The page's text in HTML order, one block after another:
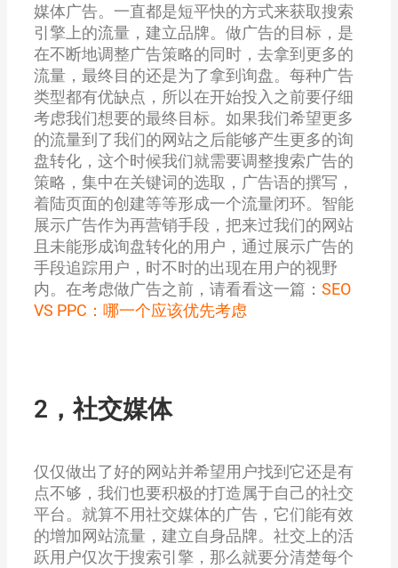
媒体广告。一直都是短平快的方式来获取搜索
引擎上的流量，建立品牌。做广告的目标，是
在不断地调整广告策略的同时，去拿到更多的
流量，最终目的还是为了拿到询盘。每种广告
类型都有优缺点，所以在开始投入之前要仔细
考虑我们想要的最终目标。如果我们希望更多
的流量到了我们的网站之后能够产生更多的询
盘转化，这个时候我们就需要调整搜索广告的
策略，集中在关键词的选取，广告语的撰写，
着陆页面的创建等等形成一个流量闭环。智能
展示广告作为再营销手段，把来过我们的网站
且未能形成询盘转化的用户，通过展示广告的
手段追踪用户，时不时的出现在用户的视野
内。在考虑做广告之前，请看看这一篇： SEO
VS PPC：哪一个应该优先考虑
2，社交媒体
仅仅做出了好的网站并希望用户找到它还是有
点不够，我们也要积极的打造属于自己的社交
平台。就算不用社交媒体的广告，它们能有效
的增加网站流量，建立自身品牌。社交上的活
跃用户仅次于搜索引擎，那么就要分清楚每个